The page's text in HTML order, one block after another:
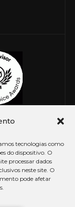
tecnologias como
do dispositivo. O
processar dados
neste site. O
pode afetar
direitos